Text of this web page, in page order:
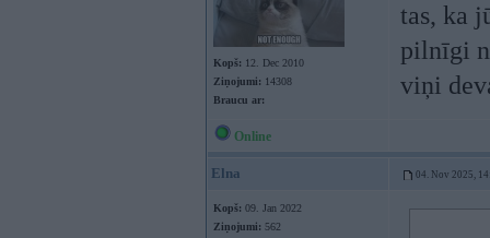
Kopš: 12. Dec 2010
Ziņojumi: 14308
Braucu ar:
tas, ka
pilnīgi
viņi
Online
Elna 04. Nov 2025,
Kopš: 09. Jan 2022
Ziņojumi: 562